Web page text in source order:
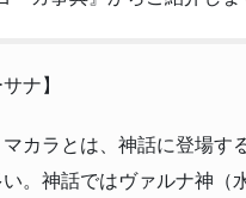
ナ】
カラとは、神話に登場す
。神話ではヴァルナ神（